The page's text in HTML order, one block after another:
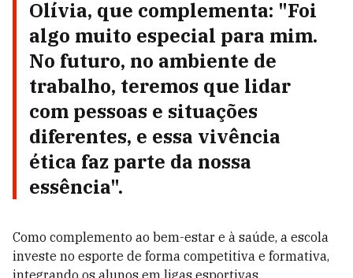
Olívia, que complementa: "Foi
algo muito especial para mim.
No futuro, no ambiente de
trabalho, teremos que lidar
com pessoas e situações
diferentes, e essa vivência
ética faz parte da nossa
essência".
Como complemento ao bem-estar e à saúde, a escola
investe no esporte de forma competitiva e formativa,
integrando os alunos em ligas esportivas